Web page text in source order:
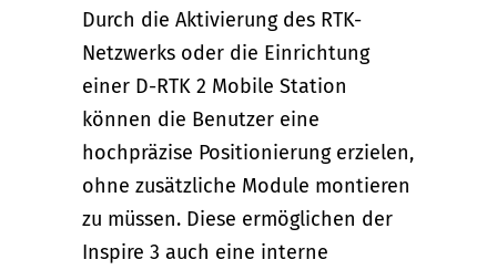
Durch die Aktivierung des RTK-
Netzwerks oder die Einrichtung
einer D-RTK 2 Mobile Station
können die Benutzer eine
hochpräzise Positionierung erzielen,
ohne zusätzliche Module montieren
zu müssen. Diese ermöglichen der
Inspire 3 auch eine interne